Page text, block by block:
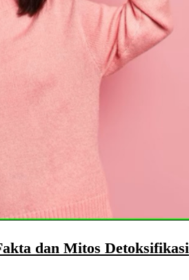
dan Mitos Detoksifikasi